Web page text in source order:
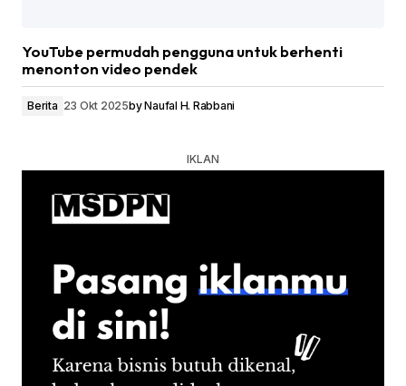
YouTube permudah pengguna untuk berhenti
menonton video pendek
Berita 23 Okt 2025byNaufal H. Rabbani